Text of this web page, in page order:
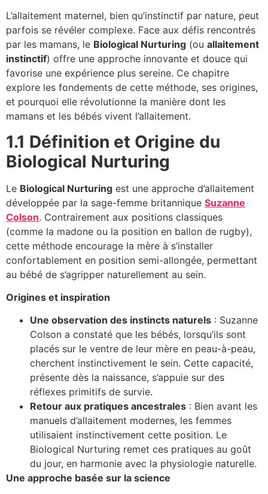
L’allaitement maternel, bien qu’instinctif par nature, peut
parfois se révéler complexe. Face aux défis rencontrés
par les mamans, le Biological Nurturing (ou allaitement
instinctif) offre une approche innovante et douce qui
favorise une expérience plus sereine. Ce chapitre
explore les fondements de cette méthode, ses origines,
et pourquoi elle révolutionne la manière dont les
mamans et les bébés vivent l’allaitement.
1.1 Définition et Origine du
Biological Nurturing
Le Biological Nurturing est une approche d’allaitement
développée par la sage-femme britannique Suzanne
Colson. Contrairement aux positions classiques
(comme la madone ou la position en ballon de rugby),
cette méthode encourage la mère à s’installer
confortablement en position semi-allongée, permettant
au bébé de s’agripper naturellement au sein.
Origines et inspiration
Une observation des instincts naturels : Suzanne
Colson a constaté que les bébés, lorsqu’ils sont
placés sur le ventre de leur mère en peau-à-peau,
cherchent instinctivement le sein. Cette capacité,
présente dès la naissance, s’appuie sur des
réflexes primitifs de survie.
Retour aux pratiques ancestrales : Bien avant les
manuels d’allaitement modernes, les femmes
utilisaient instinctivement cette position. Le
Biological Nurturing remet ces pratiques au goût
du jour, en harmonie avec la physiologie naturelle.
Une approche basée sur la science